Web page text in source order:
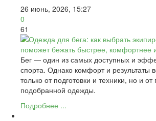
26 июнь, 2026, 15:27
0
61
Бег — один из самых доступных и
спорта. Однако комфорт и результаты
только от подготовки и техники, но и
подобранной одежды.
Подробнее ...